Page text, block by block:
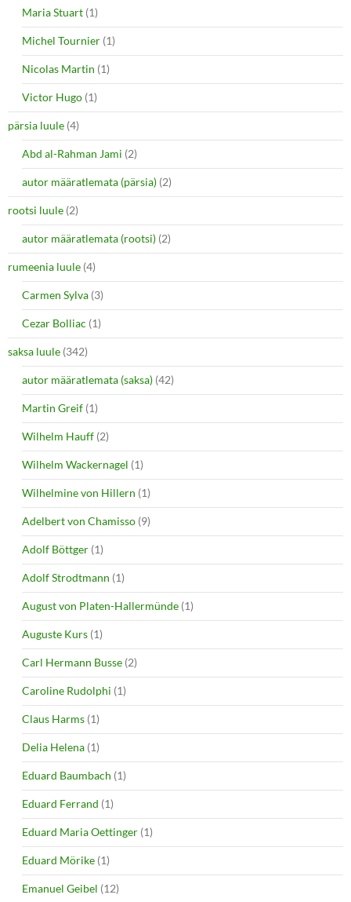
Maria Stuart (1)
Michel Tournier (1)
Nicolas Martin (1)
Victor Hugo (1)
pärsia luule (4)
Abd al-Rahman Jami (2)
autor määratlemata (pärsia) (2)
rootsi luule (2)
autor määratlemata (rootsi) (2)
rumeenia luule (4)
Carmen Sylva (3)
Cezar Bolliac (1)
saksa luule (342)
autor määratlemata (saksa) (42)
Martin Greif (1)
Wilhelm Hauff (2)
Wilhelm Wackernagel (1)
Wilhelmine von Hillern (1)
Adelbert von Chamisso (9)
Adolf Böttger (1)
Adolf Strodtmann (1)
August von Platen-Hallermünde (1)
Auguste Kurs (1)
Carl Hermann Busse (2)
Caroline Rudolphi (1)
Claus Harms (1)
Delia Helena (1)
Eduard Baumbach (1)
Eduard Ferrand (1)
Eduard Maria Oettinger (1)
Eduard Mörike (1)
Emanuel Geibel (12)